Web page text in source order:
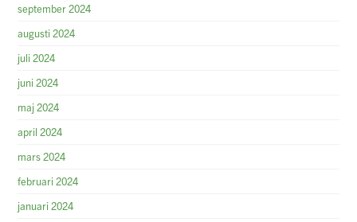
september 2024
augusti 2024
juli 2024
juni 2024
maj 2024
april 2024
mars 2024
februari 2024
januari 2024